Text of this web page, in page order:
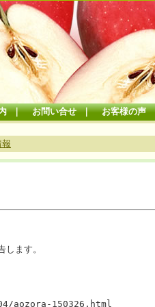
｜ お問い合せ｜ お客様の声
ます。
aozora-150326.html